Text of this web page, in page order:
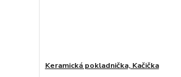
Keramická pokladnička, Kačička